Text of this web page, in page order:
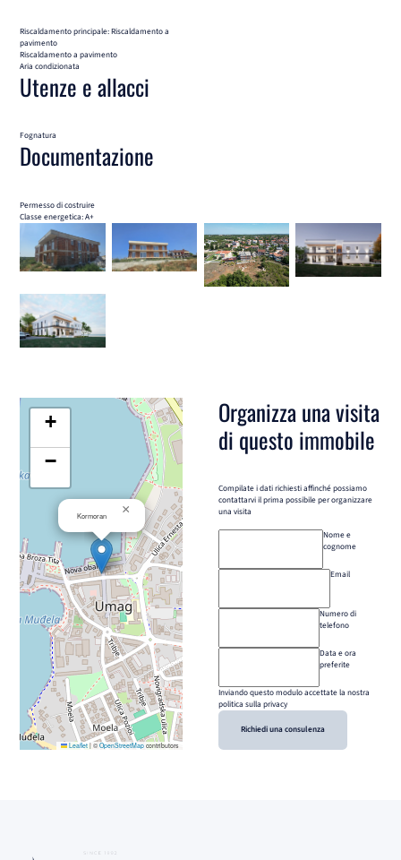
Riscaldamento principale: Riscaldamento a
pavimento
Riscaldamento a pavimento
Aria condizionata
Utenze e allacci
Fognatura
Documentazione
Permesso di costruire
Classe energetica: A+
Kormoran ×
+
−
Leaflet |© OpenStreetMapcontributors
Organizza una visita
di questo immobile
Compilate i dati richiesti affinché possiamo
contattarvi il prima possibile per organizzare
una visita
Nome e
cognome
Email
Numero di
telefono
Data e ora
preferite
Inviando questo modulo accettate la nostra
politica sulla privacy
Richiedi una consulenza